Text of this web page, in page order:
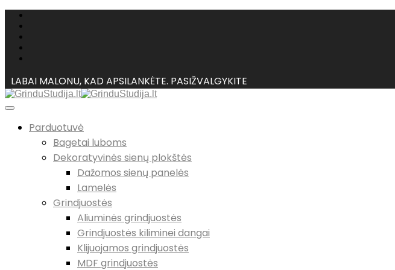
LABAI MALONU, KAD APSILANKĖTE. PASIŽVALGYKITE
Parduotuvė
Bagetai luboms
Dekoratyvinės sienų plokštės
Dažomos sienų panelės
Lamelės
Grindjuostės
Aliuminės grindjuostės
Grindjuostės kiliminei dangai
Klijuojamos grindjuostės
MDF grindjuostės